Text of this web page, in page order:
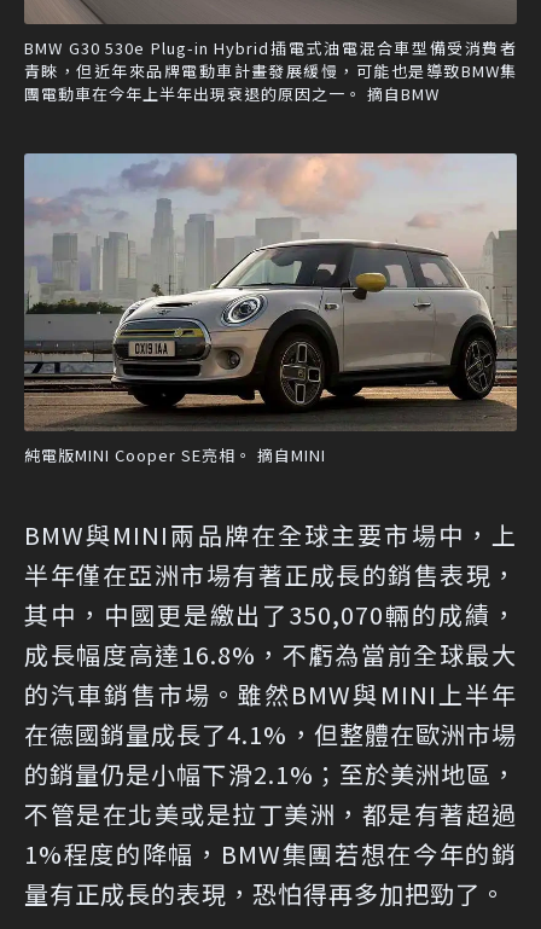
BMW G30 530e Plug-in Hybrid插電式油電混合車型備受消費者
青睞，但近年來品牌電動車計畫發展緩慢，可能也是導致BMW集
團電動車在今年上半年出現衰退的原因之一。 摘自BMW
純電版MINI Cooper SE亮相。 摘自MINI
BMW與MINI兩品牌在全球主要市場中，上
半年僅在亞洲市場有著正成長的銷售表現，
其中，中國更是繳出了350,070輛的成績，
成長幅度高達16.8%，不虧為當前全球最大
的汽車銷售市場。雖然BMW與MINI上半年
在德國銷量成長了4.1%，但整體在歐洲市場
的銷量仍是小幅下滑2.1%；至於美洲地區，
不管是在北美或是拉丁美洲，都是有著超過
1%程度的降幅，BMW集團若想在今年的銷
量有正成長的表現，恐怕得再多加把勁了。